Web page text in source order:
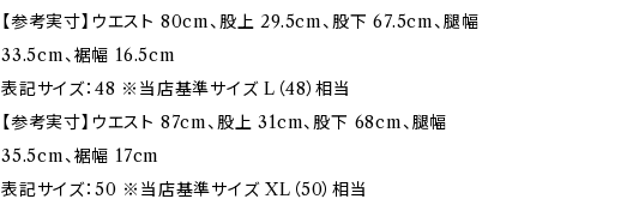
【参考実寸】ウエスト 80cm、股上 29.5cm、股下 67.5cm、腿幅
33.5cm、裾幅 16.5cm
表記サイズ：48 ※当店基準サイズ L（48）相当
【参考実寸】ウエスト 87cm、股上 31cm、股下 68cm、腿幅
35.5cm、裾幅 17cm
表記サイズ：50 ※当店基準サイズ XL（50）相当